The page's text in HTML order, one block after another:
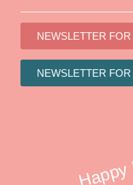
NEWSLETTER
NEWSLETTER